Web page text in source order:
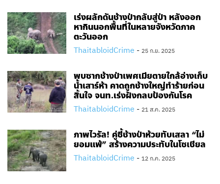
เร่งผลักดันช้างป่ากลับสู่ป่า หลังออก
หากินนอกพื้นที่ในหลายจังหวัดภาค
ตะวันออก
ThaitabloidCrime - 25 ก.ย. 2025
พบซากช้างป่าเพศเมียตายใกล้อ่างเก็บ
น้ำเสาร์ห้า คาดถูกช้างใหญ่ทำร้ายก่อน
สิ้นใจ จนท.​เร่งฝังกลบป้องกันโรค
ThaitabloidCrime - 21 ส.ค. 2025
ภาพไวรัล! คู่ซี้ช้างป่าห้วยทับเสลา “ไม่
ยอมแพ้” สร้างความประทับในโซเชียล
ThaitabloidCrime - 12 ก.ค. 2025